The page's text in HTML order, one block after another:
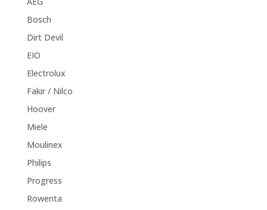
Bosch
Dirt Devil
EIO
Electrolux
Fakir / Nilco
Hoover
Miele
Moulinex
Philips
Progress
Rowenta